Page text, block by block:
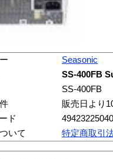
Seasonic
SS-400FB
SS-400FB
販売日より
ド
いて
特定商取引